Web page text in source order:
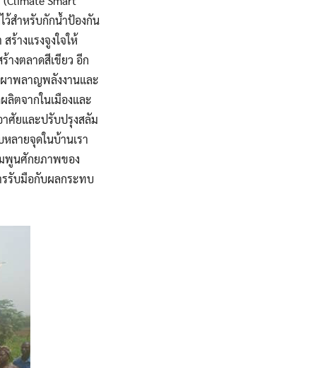
ว้สำหรับกักน้ำป้องกัน
างแรงจูงใจให้
างตลาดสีเขียว อีก
ผาพลาญพลังงานและ
ลิตจากในเมืองและ
าศัยและปรับปรุงสลัม
ายจุดในบ้านเรา
พูนศักยภาพของ
รับมือกับผลกระทบ